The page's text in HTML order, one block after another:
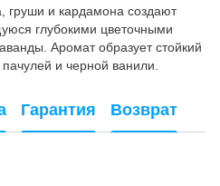
груши и кардамона создают
глубокими цветочными
Аромат образует стойкий
и черной ванили.
Гарантия Возврат